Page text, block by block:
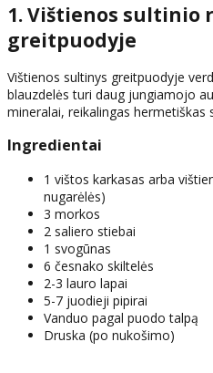
1. Vištienos sultinio
greitpuodyje
Vištienos sultinys greitpuodyje
blauzdelės turi daug jungiamojo
mineralai, reikalingas hermetiškas
Ingredientai
1 vištos karkasas arba
nugarėlės)
3 morkos
2 saliero stiebai
1 svogūnas
6 česnako skiltelės
2-3 lauro lapai
5-7 juodieji pipirai
Vanduo pagal puodo talpą
Druska (po nukošimo)